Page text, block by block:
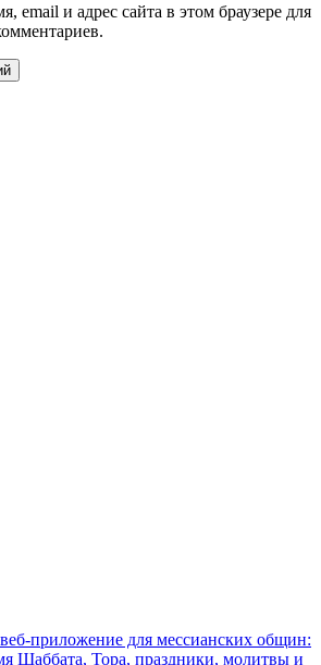
email и адрес сайта в этом браузере для
приложение для мессианских общин:
Шаббата, Тора, праздники, молитвы и